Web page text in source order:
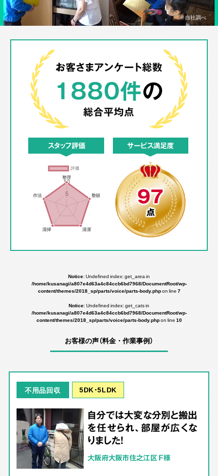
※自社調べ
お客さまアンケート総数
1880件の
総合平均点
スタッフ評価 サービス満足度
97
点
Notice: Undefined index: get_area in
/home/kusanagi/a807e4d63a4c84ccb6bd7968/DocumentRoot/wp-
content/themes/2018_sp/parts/voice/parts-body.phpon line 7
Notice: Undefined index: get_cats in
/home/kusanagi/a807e4d63a4c84ccb6bd7968/DocumentRoot/wp-
content/themes/2018_sp/parts/voice/parts-body.phpon line 10
お客様の声（料金・作業事例）
不用品回収 5DK･5LDK
自分では大変な分別と搬出
を任せられ、部屋が広くな
りました！
大阪府大阪市住之江区 F様